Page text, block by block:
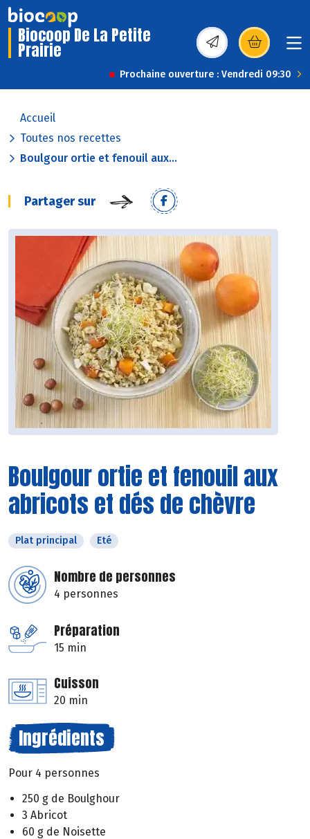
Biocoop De La Petite
Prairie (s’ouvre dans une
Prochaine ouverture : Vendredi 09:30
Accueil
Toutes nos recettes
Boulgour ortie et fenouil aux...
Partager sur
Boulgour ortie et fenouil aux
abricots et dés de chèvre
Plat principal Eté
Nombre de personnes
4 personnes
Préparation
15 min
Cuisson
20 min
Ingrédients
Pour 4 personnes
250 g de Boulghour
3 Abricot
60 g de Noisette